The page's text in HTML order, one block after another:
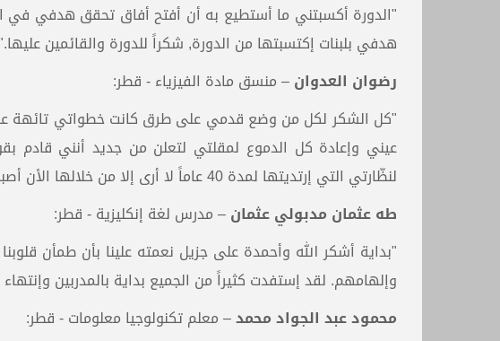
"الدورة أكسبتني ما أستطيع به أن أفتح أفاق تحقق هدفي في
هدفي بلبنات إكتسبتها من الدورة, شكراً للدورة والقائمين
رضوان العدوان– منسق مادة الفيزياء - قطر:
"كل الشكر لكل من وضع قدمي على طرق كانت خطواتي تائهة
عيني وإعادة كل الدموع لمقلتي لتعلن من جديد أنني قادم
لنظّارتي التي إرتديتها لمدة 40 عاماً لا أرى إلا من خلالها الأن أصبح لي أعين أخرى أرى منها شكراً إيلاف ترين."
طه عثمان مدبولي عثمان– مدرس لغة إنكليزية - قطر:
"بداية أشكر الله وأحمدة على جزيل نعمته علينا بأن طمأن
وإلهامهم. لقد إستفدت كثيراً من الجميع بداية بالمدربين وإنتهاء
محمود عبد الجواد محمد– معلم تكنولوجيا معلومات - قطر: